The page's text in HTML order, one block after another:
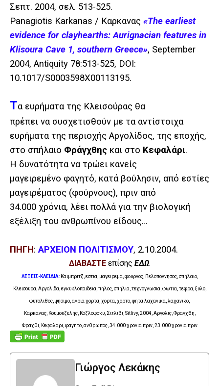
Σεπτ. 2004, σελ. 513-525.
Panagiotis Karkanas / Καρκανας «The earliest
evidence for clayhearths: Aurignacian features in
Klisoura Cave 1, southern Greece», September
2004, Antiquity 78:513-525, DOI:
10.1017/S0003598X00113195.
Τα ευρήματα της Κλεισούρας θα
πρέπει να συσχετισθούν με τα αντίστοιχα
ευρήματα της περιοχής Αργολίδος, της εποχής,
στο σπήλαιο Φράγχθης και στο Κεφαλάρι.
Η δυνατότητα να τρώει κανείς
μαγειρεμένο φαγητό, κατά βούλησιν, από εστίες
μαγειρέματος (φούρνους), πριν από
34.000 χρόνια, λέει πολλά για την βιολογική
εξέλιξη του ανθρωπίνου είδους…
ΠΗΓΗ:ΑΡΧΕΙΟΝ ΠΟΛΙΤΙΣΜΟΥ, 2.10.2004.
ΔΙΑΒΑΣΤΕ επίσης ΕΔΩ.
ΛΕΞΕΙΣ-ΚΛΕΙΔΙΑ: Καιμπριτζ, εστια, μαγειρεμα, φουρνος, Πελοποννησος, σπηλαιο,
Κλεισουρα, Αργολιδα, εγκυκλοπαιδεια, πηλος, σπηλια, τεχνογνωσια, φωτια, τεφρα, ξυλο,
φυτολιθος, ψησιμο, αγρια χορτα, χορτα, χορτο, ψητα λαχανικα, λαχανικο,
Καρκανας, Κουμουζελης, Κοζλοφσκυ, Σιτλιβι, Sitlivy, 2004, Αργολις, Φραγχθη,
Φραχθι, Κεφαλαρι, φαγητο, ανθρωπος, 34.000 χρονια πριν, 23.000 χρονια πριν
Γιώργος Λεκάκης